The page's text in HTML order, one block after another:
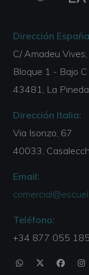
Dirección
C/ Amadeu Vives,
Bloque 1 - Bajo C
43481, La
Dirección Italia:
Via Isonzo, 67
40033,
Email:
Teléfono:
+34 877 055 185